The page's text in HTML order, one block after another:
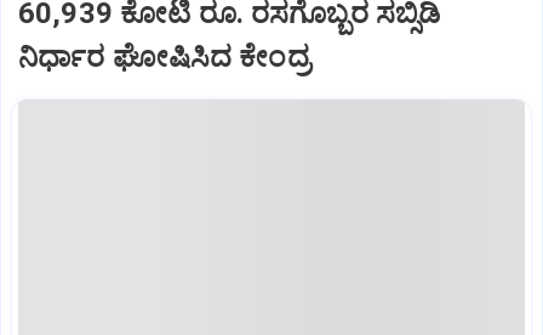
60,939 ಕೋಟಿ ರೂ. ರಸಗೊಬ್ಬರ ಸಬ್ಸಿಡಿ
ನಿರ್ಧಾರ ಘೋಷಿಸಿದ ಕೇಂದ್ರ